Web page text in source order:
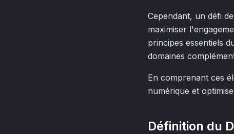
Cependant, un défi
maximiser
principes essentiels
domaines
En comprenant ces
numérique et
Définition du